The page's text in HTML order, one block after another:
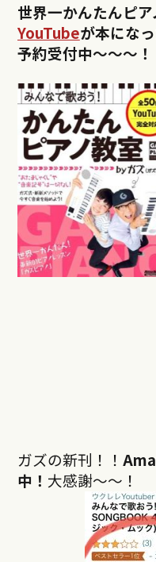
世界一かんたんピア
YouTubeが本にな
予約受付中〜〜〜！
ガズの新刊！！
中！ 大感謝〜〜！